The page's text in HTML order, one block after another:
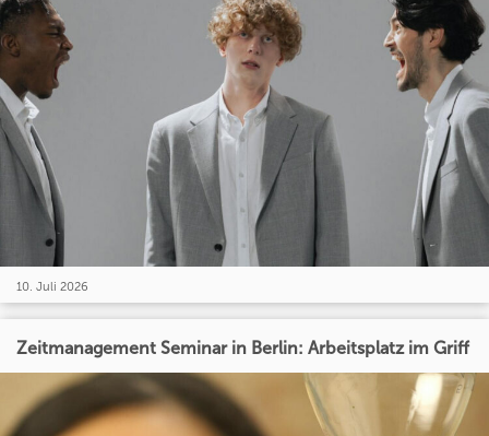
10. Juli 2026
Zeitmanagement Seminar in Berlin: Arbeitsplatz im Griff